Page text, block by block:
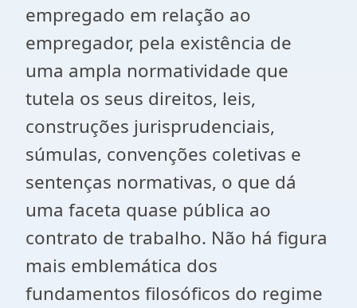
empregado em relação ao
empregador, pela existência de
uma ampla normatividade que
tutela os seus direitos, leis,
construções jurisprudenciais,
súmulas, convenções coletivas e
sentenças normativas, o que dá
uma faceta quase pública ao
contrato de trabalho. Não há figura
mais emblemática dos
fundamentos filosóficos do regime